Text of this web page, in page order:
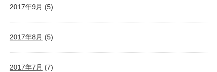
2017年9月 (5)
2017年8月 (5)
2017年7月 (7)